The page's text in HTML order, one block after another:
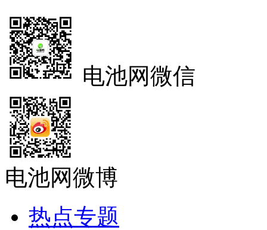
电池网微信
电池网微博
热点专题